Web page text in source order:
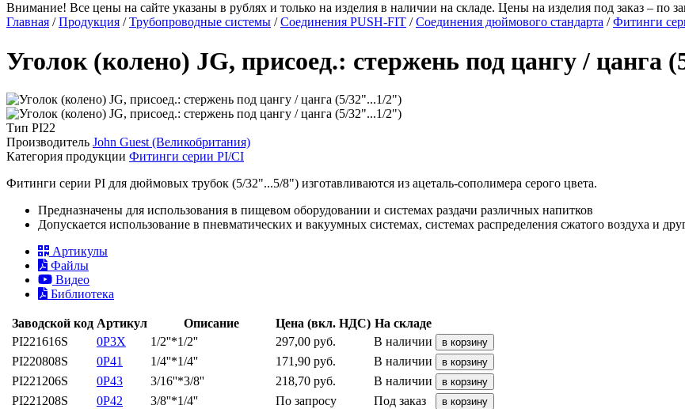
Внимание! Все цены на сайте указаны в рублях и только на изделия в наличии на складе. Цены на изделия под заказ – по
Главная /Продукция /Трубопроводные системы /Соединения PUSH-FIT /Соединения дюймового стандарта /Фитинги
Уголок (колено) JG, присоед.: стержень под цангу / цанга
Тип PI22
Производитель John Guest (Великобритания)
Категория продукции Фитинги серии PI/CI
Фитинги серии PI для дюймовых трубок (5/32"...5/8") изготавливаются из ацеталь-сополимера серого цвета.
Предназначены для использования в пищевом оборудовании и системах раздачи различных напитков
Допускается использование в пневматических и вакуумных системах, системах распределения сжатого воздуха и
Артикулы
Файлы
Видео
Библиотека
Заводской код Артикул Описание Цена (вкл. НДС) На складе
PI221616S
0P3X 1/2''*1/2'' 297,00 руб.
В наличии
PI220808S
0P41 1/4''*1/4'' 171,90 руб.
В наличии
PI221206S
0P43 3/16''*3/8'' 218,70 руб.
В наличии
PI221208S
0P42 3/8''*1/4'' По запросу
Под заказ